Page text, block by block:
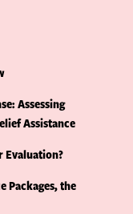
Assessing
Assistance
Evaluation?
Packages, the